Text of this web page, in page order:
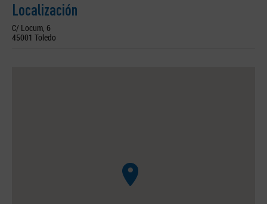
Localización
C/ Locum, 6
45001 Toledo